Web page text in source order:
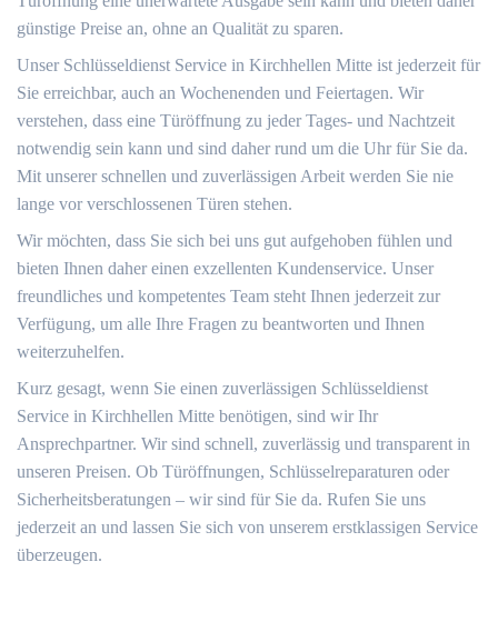
günstige Preise an, ohne an Qualität zu sparen.
Unser Schlüsseldienst Service in Kirchhellen Mitte ist jederzeit für
Sie erreichbar, auch an Wochenenden und Feiertagen. Wir
verstehen, dass eine Türöffnung zu jeder Tages- und Nachtzeit
notwendig sein kann und sind daher rund um die Uhr für Sie da.
Mit unserer schnellen und zuverlässigen Arbeit werden Sie nie
lange vor verschlossenen Türen stehen.
Wir möchten, dass Sie sich bei uns gut aufgehoben fühlen und
bieten Ihnen daher einen exzellenten Kundenservice. Unser
freundliches und kompetentes Team steht Ihnen jederzeit zur
Verfügung, um alle Ihre Fragen zu beantworten und Ihnen
weiterzuhelfen.
Kurz gesagt, wenn Sie einen zuverlässigen Schlüsseldienst
Service in Kirchhellen Mitte benötigen, sind wir Ihr
Ansprechpartner. Wir sind schnell, zuverlässig und transparent in
unseren Preisen. Ob Türöffnungen, Schlüsselreparaturen oder
Sicherheitsberatungen – wir sind für Sie da. Rufen Sie uns
jederzeit an und lassen Sie sich von unserem erstklassigen Service
überzeugen.